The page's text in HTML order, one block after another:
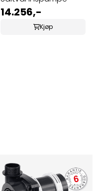
14.256,-
Kjøp